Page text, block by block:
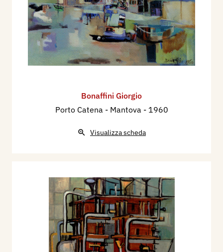
Bonaffini Giorgio
Porto Catena - Mantova - 1960
Visualizza scheda